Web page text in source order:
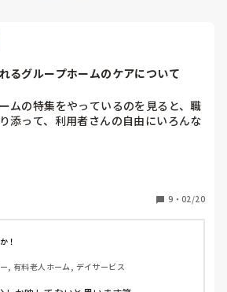
るグループホームのケアについて
ムの特集をやっているのを見ると、職
添って、利用者さんの自由にいろんな
お手伝いして、本当にいい感じなんで
洗濯物たたんだり調理もできないよう
全て職員がやっていて職員は、休憩す
に追われて、利用者さんは座ってテレ
るグループホームも、同じ人員配置と
が、なぜ、あんなに理想的なケアや施
9 ・ 02/20
！
, 有料老人ホーム, デイサービス